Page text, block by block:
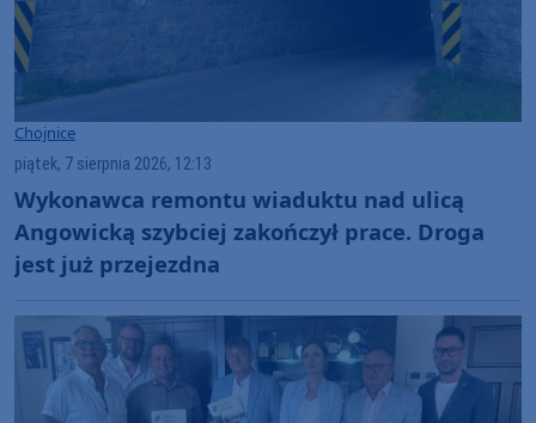
Chojnice
piątek, 7 sierpnia 2026, 12:13
Wykonawca remontu wiaduktu nad ulicą
Angowicką szybciej zakończył prace. Droga
jest już przejezdna